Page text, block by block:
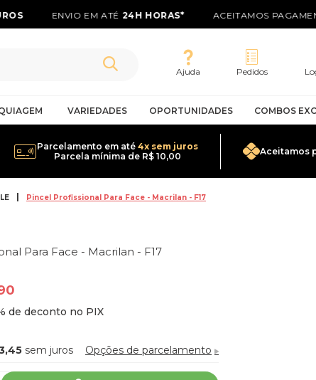
ENVIO EM ATÉ24H HORAS* ACEITAMOS
Ajuda Pedidos
VARIEDADES OPORTUNIDADES COMBOS
Parcelamento em até 4x sem juros
Parcela mínima de R$ 10,00
Aceitamos
Pincel Profissional Para Face - Macrilan - F17
Para Face - Macrilan - F17
sem juros Opções de parcelamento